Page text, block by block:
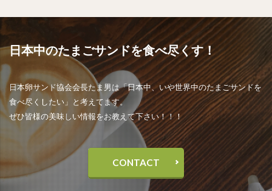
日本中のたまごサンドを食べ尽くす！
日本卵サンド協会会長たま男は「日本中、いや世界中のたまごサンドを
食べ尽くしたい」と考えてます。
ぜひ皆様の美味しい情報をお教えて下さい！！！
CONTACT